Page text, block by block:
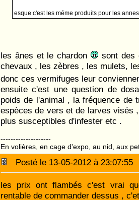
esque c'est les méme produits pour les
les ânes et le chardon
sont des
chevaux , les zèbres , les mulets,
donc ces vermifuges leur
ensuite c'est une question de
poids de l'animal , la fréquence de
espèces de vers et de larves visés
plus susceptibles d'infester etc .
--------------------
En volières, en cage d'expo, au nid, aux
Posté le 13-05-2012 à
les prix ont flambés c'est vrai
rentable de commander dessus ,